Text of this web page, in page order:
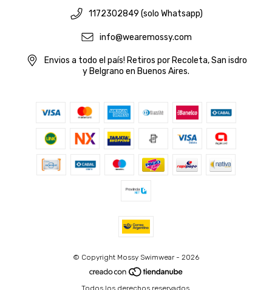
1172302849 (solo Whatsapp)
info@wearemossy.com
Envios a todo el país! Retiros por Recoleta, San isdro
y Belgrano en Buenos Aires.
© Copyright Mossy Swimwear - 2026
Todos los derechos reservados.